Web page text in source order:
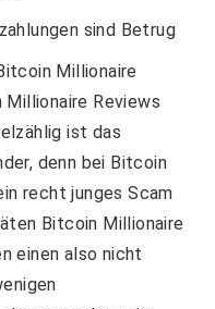
Millionaire
Reviews
ist das
denn bei Bitcoin
recht junges Scam
Bitcoin Millionaire
einen also nicht